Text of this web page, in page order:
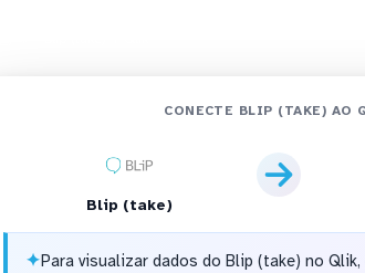
CONECTE BLIP (TAKE) AO
Blip (take)
✦Para visualizar dados do Blip (take) no